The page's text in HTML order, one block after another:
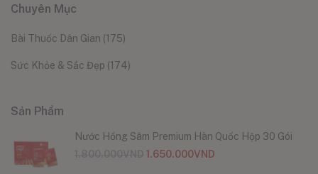
Chuyên Mục
Bài Thuốc Dân Gian (175)
Sức Khỏe & Sắc Đẹp (174)
Sản Phẩm
Nước Hồng Sâm Premium Hàn Quốc Hộp 30 Gói
1.650.000VND